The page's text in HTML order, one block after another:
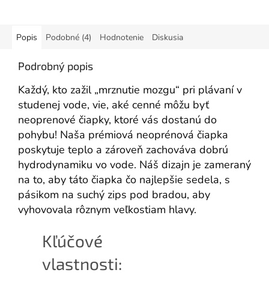
Popis Podobné (4) Hodnotenie Diskusia
Podrobný popis
Každý, kto zažil „mrznutie mozgu“ pri plávaní v
studenej vode, vie, aké cenné môžu byť
neoprenové čiapky, ktoré vás dostanú do
pohybu! Naša prémiová neoprénová čiapka
poskytuje teplo a zároveň zachováva dobrú
hydrodynamiku vo vode. Náš dizajn je zameraný
na to, aby táto čiapka čo najlepšie sedela, s
pásikom na suchý zips pod bradou, aby
vyhovovala rôznym veľkostiam hlavy.
Kľúčové
vlastnosti: